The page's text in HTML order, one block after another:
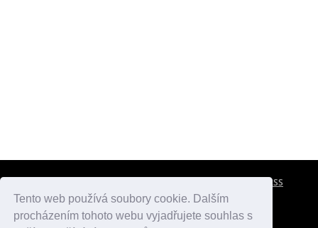
Tento web používá soubory cookie. Dalším
procházením tohoto webu vyjadřujete souhlas s
RSS
atlaspamatek.info